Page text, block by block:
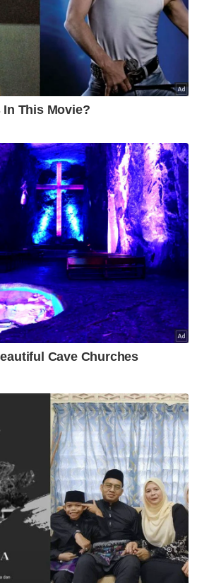
sokong...
'Anak yang baik, pelajar
pintar & hafal 18 juzuk...'
Remaja...
'Mesti adik tercari-cari ahli
keluarga...' – Dikenali suka...
'Nabil anak yang baik...'
Sempat salam masa solat
Jumaat,...